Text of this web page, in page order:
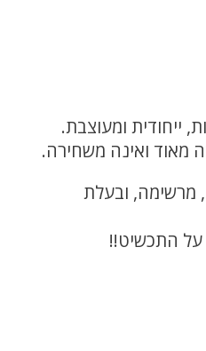
ייחודית ומעוצבת.
מאוד ואינה משחירה.
מרשימה, ובעלת
על התכשיט!!